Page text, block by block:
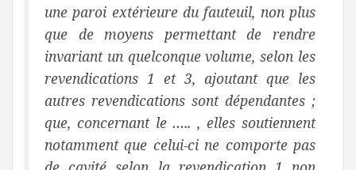
une paroi extérieure du fauteuil, non plus
que de moyens permettant de rendre
invariant un quelconque volume, selon les
revendications 1 et 3, ajoutant que les
autres revendications sont dépendantes ;
que, concernant le ….. , elles soutiennent
notamment que celui-ci ne comporte pas